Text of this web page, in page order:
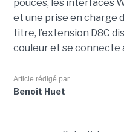
pouces, les interfaces
et une prise en charge
titre, l’extension D8C
couleur et se connecte
Article rédigé par
Benoît Huet